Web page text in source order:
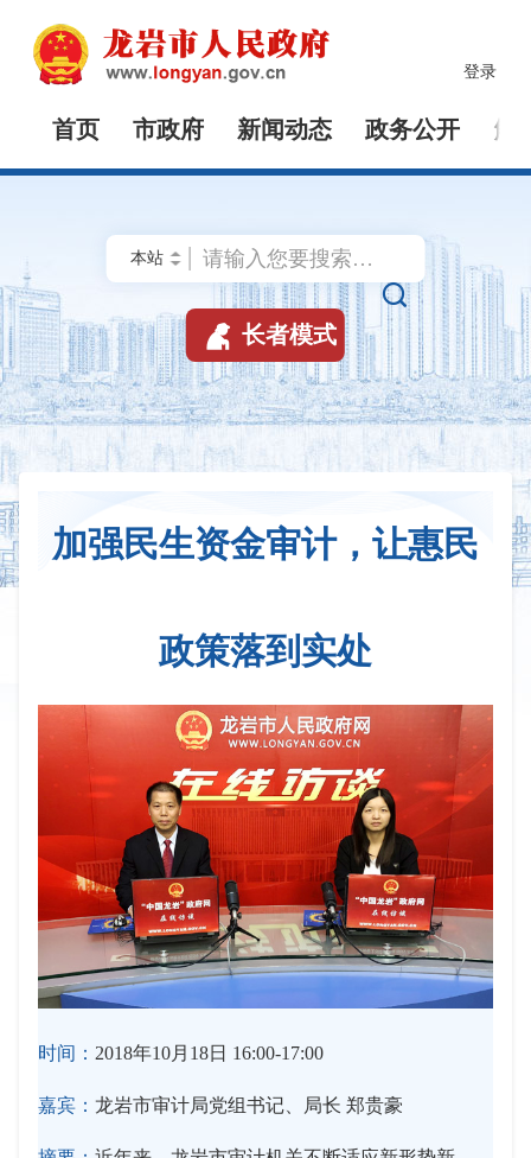
登录
首页 市政府 新闻动态 政务公开 解

 长者模式
加强民生资金审计，让惠民
政策落到实处
时间： 2018年10月18日 16:00-17:00
嘉宾： 龙岩市审计局党组书记、局长 郑贵豪